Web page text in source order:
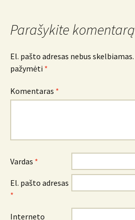
Parašykite komentarą
El. pašto adresas nebus skelbiamas.
pažymėti *
Komentaras *
Vardas *
El. pašto adresas
*
Interneto